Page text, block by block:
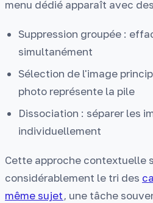
menu dédié apparaît avec
Suppression groupée :
simultanément
Sélection de l'image
photo représente la pile
Dissociation : séparer les
individuellement
Cette approche contextuelle
considérablement le tri des
même sujet, une tâche